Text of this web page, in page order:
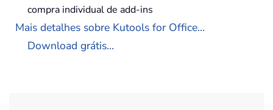
compra individual de add-ins
Mais detalhes sobre Kutools for Office...
Download grátis...